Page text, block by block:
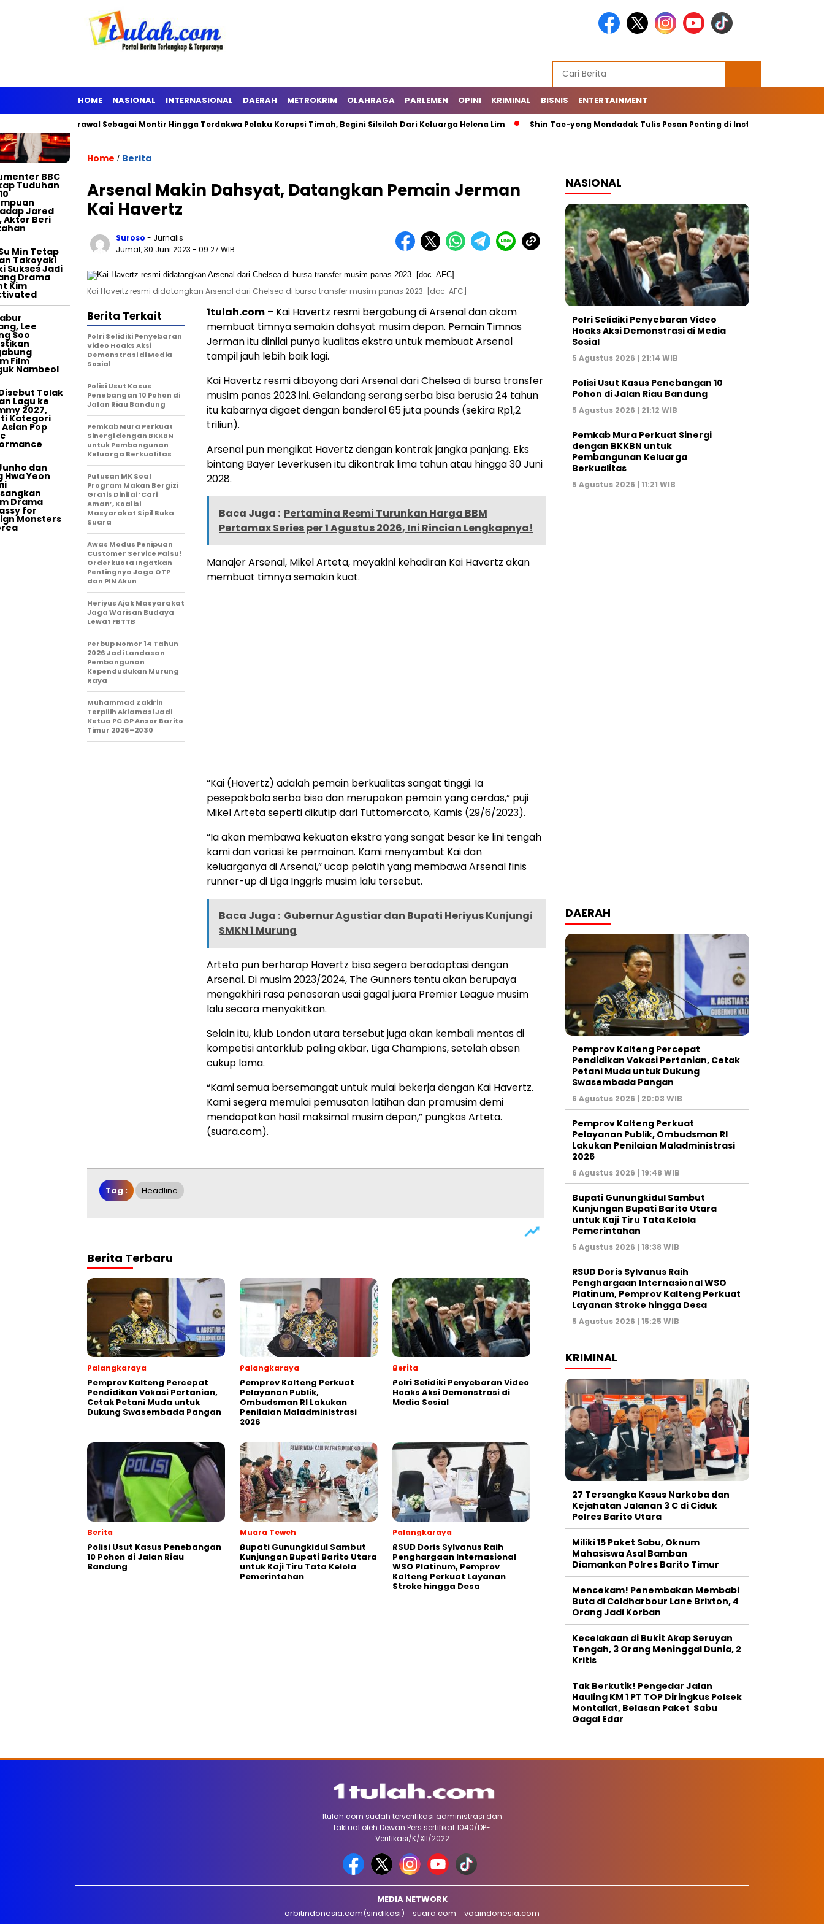
HOME NASIONAL INTERNASIONAL DAERAH METROKRIM OLAHRAGA PARLEMEN OPINI KRIMINAL BISNIS ENTERTAINMENT
Berawal Sebagai Montir Hingga Terdakwa Pelaku Korupsi Timah, Begini Silsilah Dari Keluarga Helena Lim Shin Tae-yong Mendadak Tulis Pesan Penting di Instagram: Mohon…
BBC
Tuduhan
Jared
Aktor Beri
Min Tetap
Takoyaki
Sukses Jadi
Drama
Kim
Lee
Soo
Film
Nambeol
Tolak
Lagu ke
2027,
Kategori
Pop
dan
Hwa Yeon
Drama
for
Monsters
Home / Berita
Arsenal Makin Dahsyat, Datangkan Pemain Jerman
Kai Havertz
Suroso - Jurnalis
Jumat, 30 Juni 2023 - 09:27 WIB
Kai Havertz resmi didatangkan Arsenal dari Chelsea di bursa transfer musim panas 2023. [doc. AFC]
1tulah.com – Kai Havertz resmi bergabung di Arsenal dan akam
membuat timnya semakin dahsyat musim depan. Pemain Timnas
Jerman itu dinilai punya kualitas ekstra untuk membuat Arsenal
tampil jauh lebih baik lagi.
Kai Havertz resmi diboyong dari Arsenal dari Chelsea di bursa transfer
musim panas 2023 ini. Gelandang serang serba bisa berusia 24 tahun
itu kabarnya digaet dengan banderol 65 juta pounds (sekira Rp1,2
triliun).
Arsenal pun mengikat Havertz dengan kontrak jangka panjang. Eks
bintang Bayer Leverkusen itu dikontrak lima tahun atau hingga 30 Juni
2028.
Baca Juga : Pertamina Resmi Turunkan Harga BBM
Pertamax Series per 1 Agustus 2026, Ini Rincian Lengkapnya!
Manajer Arsenal, Mikel Arteta, meyakini kehadiran Kai Havertz akan
membuat timnya semakin kuat.
“Kai (Havertz) adalah pemain berkualitas sangat tinggi. Ia
pesepakbola serba bisa dan merupakan pemain yang cerdas,” puji
Mikel Arteta seperti dikutip dari Tuttomercato, Kamis (29/6/2023).
“Ia akan membawa kekuatan ekstra yang sangat besar ke lini tengah
kami dan variasi ke permainan. Kami menyambut Kai dan
keluarganya di Arsenal,” ucap pelatih yang membawa Arsenal finis
runner-up di Liga Inggris musim lalu tersebut.
Baca Juga : Gubernur Agustiar dan Bupati Heriyus Kunjungi
SMKN 1 Murung
Arteta pun berharap Havertz bisa segera beradaptasi dengan
Arsenal. Di musim 2023/2024, The Gunners tentu akan berupaya
mengakhiri rasa penasaran usai gagal juara Premier League musim
lalu secara menyakitkan.
Selain itu, klub London utara tersebut juga akan kembali mentas di
kompetisi antarklub paling akbar, Liga Champions, setelah absen
cukup lama.
“Kami semua bersemangat untuk mulai bekerja dengan Kai Havertz.
Kami segera memulai pemusatan latihan dan pramusim demi
mendapatkan hasil maksimal musim depan,” pungkas Arteta.
(suara.com).
Berita Terkait
Polri Selidiki Penyebaran
Video Hoaks Aksi
Demonstrasi di Media
Sosial
Polisi Usut Kasus
Penebangan 10 Pohon di
Jalan Riau Bandung
Pemkab Mura Perkuat
Sinergi dengan BKKBN
untuk Pembangunan
Keluarga Berkualitas
Putusan MK Soal
Program Makan Bergizi
Gratis Dinilai ‘Cari
Aman’, Koalisi
Masyarakat Sipil Buka
Suara
Awas Modus Penipuan
Customer Service Palsu!
Orderkuota Ingatkan
Pentingnya Jaga OTP
dan PIN Akun
Heriyus Ajak Masyarakat
Jaga Warisan Budaya
Lewat FBTTB
Perbup Nomor 14 Tahun
2026 Jadi Landasan
Pembangunan
Kependudukan Murung
Raya
Muhammad Zakirin
Terpilih Aklamasi Jadi
Ketua PC GP Ansor Barito
Timur 2026–2030
Tag : Headline
Berita Terbaru
Palangkaraya
Pemprov Kalteng Percepat
Pendidikan Vokasi Pertanian,
Cetak Petani Muda untuk
Dukung Swasembada Pangan
Palangkaraya
Pemprov Kalteng Perkuat
Pelayanan Publik,
Ombudsman RI Lakukan
Penilaian Maladministrasi
2026
Berita
Polri Selidiki Penyebaran Video
Hoaks Aksi Demonstrasi di
Media Sosial
Berita
Polisi Usut Kasus Penebangan
10 Pohon di Jalan Riau
Bandung
Muara Teweh
Bupati Gunungkidul Sambut
Kunjungan Bupati Barito Utara
untuk Kaji Tiru Tata Kelola
Pemerintahan
Palangkaraya
RSUD Doris Sylvanus Raih
Penghargaan Internasional
WSO Platinum, Pemprov
Kalteng Perkuat Layanan
Stroke hingga Desa
NASIONAL
Polri Selidiki Penyebaran Video
Hoaks Aksi Demonstrasi di Media
Sosial
5 Agustus 2026 | 21:14 WIB
Polisi Usut Kasus Penebangan 10
Pohon di Jalan Riau Bandung
5 Agustus 2026 | 21:12 WIB
Pemkab Mura Perkuat Sinergi
dengan BKKBN untuk
Pembangunan Keluarga
Berkualitas
5 Agustus 2026 | 11:21 WIB
DAERAH
Pemprov Kalteng Percepat
Pendidikan Vokasi Pertanian, Cetak
Petani Muda untuk Dukung
Swasembada Pangan
6 Agustus 2026 | 20:03 WIB
Pemprov Kalteng Perkuat
Pelayanan Publik, Ombudsman RI
Lakukan Penilaian Maladministrasi
2026
6 Agustus 2026 | 19:48 WIB
Bupati Gunungkidul Sambut
Kunjungan Bupati Barito Utara
untuk Kaji Tiru Tata Kelola
Pemerintahan
5 Agustus 2026 | 18:38 WIB
RSUD Doris Sylvanus Raih
Penghargaan Internasional WSO
Platinum, Pemprov Kalteng Perkuat
Layanan Stroke hingga Desa
5 Agustus 2026 | 15:25 WIB
KRIMINAL
27 Tersangka Kasus Narkoba dan
Kejahatan Jalanan 3 C di Ciduk
Polres Barito Utara
Miliki 15 Paket Sabu, Oknum
Mahasiswa Asal Bamban
Diamankan Polres Barito Timur
Mencekam! Penembakan Membabi
Buta di Coldharbour Lane Brixton, 4
Orang Jadi Korban
Kecelakaan di Bukit Akap Seruyan
Tengah, 3 Orang Meninggal Dunia, 2
Kritis
Tak Berkutik! Pengedar Jalan
Hauling KM 1 PT TOP Diringkus Polsek
Montallat, Belasan Paket Sabu
Gagal Edar
1tulah.com sudah terverifikasi administrasi dan
faktual oleh Dewan Pers sertifikat 1040/DP-
Verifikasi/K/XII/2022
MEDIA NETWORK
orbitindonesia.com(sindikasi)
suara.com voaindonesia.com